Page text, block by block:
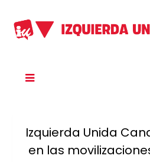
Izquierda Unida
en las